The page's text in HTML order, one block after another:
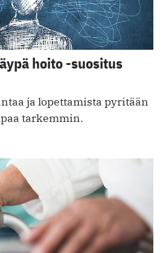
hoito -suositus
ja lopettamista pyritään
tarkemmin.